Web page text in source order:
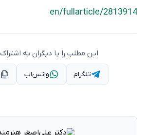
en/fullarticle/2813914
این مطلب را با دیگران به
تلگرام واتس‌اپ